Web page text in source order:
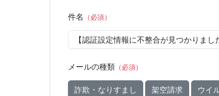
件名 （必須）
メールの種類 （必須）
詐欺・なりすまし 架空請求 ウイ